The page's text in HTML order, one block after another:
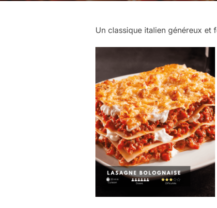
Un classique italien généreux